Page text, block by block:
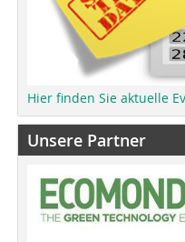
Hier finden Sie aktuelle
Unsere Partner